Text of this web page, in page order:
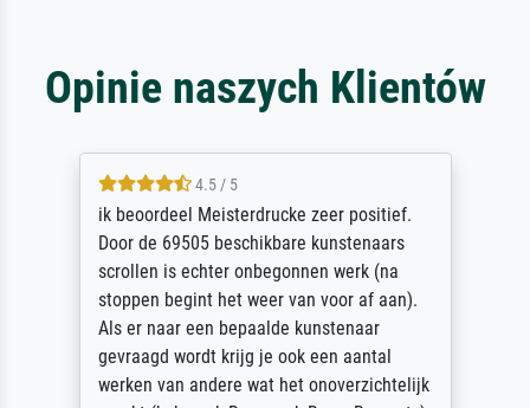
Opinie naszych Klientów
5 / 5
Die Zufriedenheit ist auch nicht dadurch
getrübt, dass das Bild entgegen einer
angegebenen Lieferanschrift (sollte eine
Überraschung für die normannische
Ehefrau sein zum Hochzeits- gleichzeitig
auch Geburtstag sein) doch nach zu Hause
zugestellt wurde.